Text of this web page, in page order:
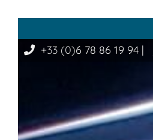
+33 (0)6 78 86 19 94 |